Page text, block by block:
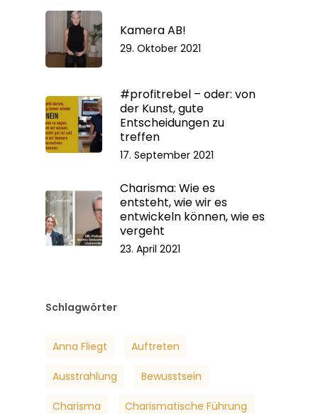
Kamera AB!
29. Oktober 2021
#profitrebel – oder: von
der Kunst, gute
Entscheidungen zu
treffen
17. September 2021
Charisma: Wie es
entsteht, wie wir es
entwickeln können, wie es
vergeht
23. April 2021
Schlagwörter
Anna Fliegt Auftreten
Ausstrahlung Bewusstsein
Charisma Charismatische Führung